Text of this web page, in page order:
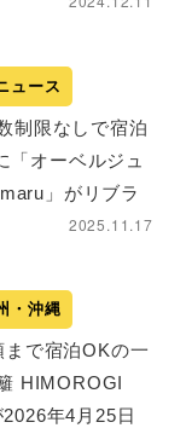
ュース
制限なしで宿泊
「オーベルジュ
」がリブラ
2025.11.17
・沖縄
まで宿泊OKの一
HIMOROGI
年4月25日